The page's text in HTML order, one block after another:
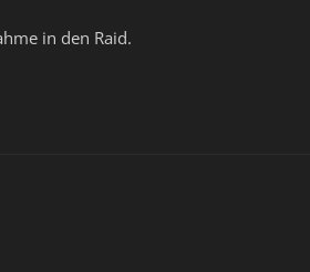
in den Raid.